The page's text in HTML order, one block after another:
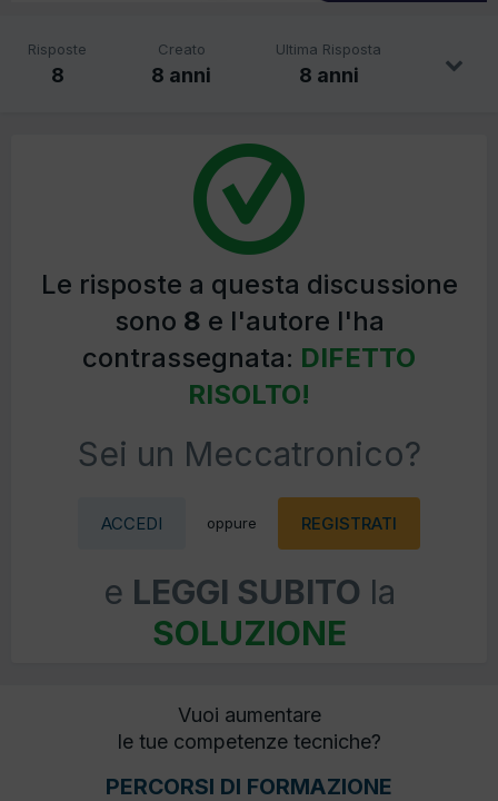
Risposte
8
Creato
8 anni
Ultima Risposta
8 anni
Le risposte a questa discussione
sono 8 e l'autore l'ha
contrassegnata: DIFETTO
RISOLTO!
Sei un Meccatronico?
ACCEDI oppure REGISTRATI
e LEGGI SUBITO la
SOLUZIONE
Vuoi aumentare
le tue competenze tecniche?
PERCORSI DI FORMAZIONE